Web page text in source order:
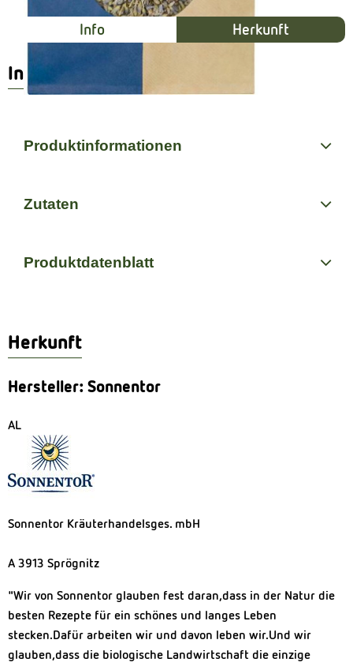
Info Herkunft
Info
Produktinformationen
Zutaten
Produktdatenblatt
Herkunft
Hersteller: Sonnentor
AL
Sonnentor Kräuterhandelsges. mbH
A 3913 Sprögnitz
"Wir von Sonnentor glauben fest daran,dass in der Natur die
besten Rezepte für ein schönes und langes Leben
stecken.Dafür arbeiten wir und davon leben wir.Und wir
glauben,dass die biologische Landwirtschaft die einzige